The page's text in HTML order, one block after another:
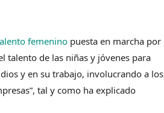
femenino puesta en marcha por
talento de las niñas y jóvenes para
y en su trabajo, involucrando a los
tal y como ha explicado